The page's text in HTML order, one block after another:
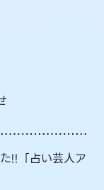
!!「占い芸人ア